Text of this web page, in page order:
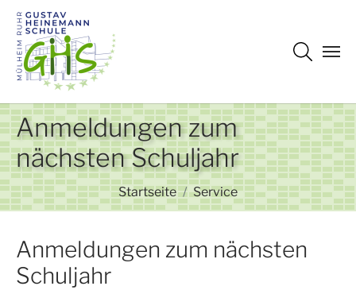
Zum Hauptinhalt springen
Anmeldungen zum
nächsten Schuljahr
Sie sind hier:
Startseite Service
Anmeldungen zum nächsten
Schuljahr